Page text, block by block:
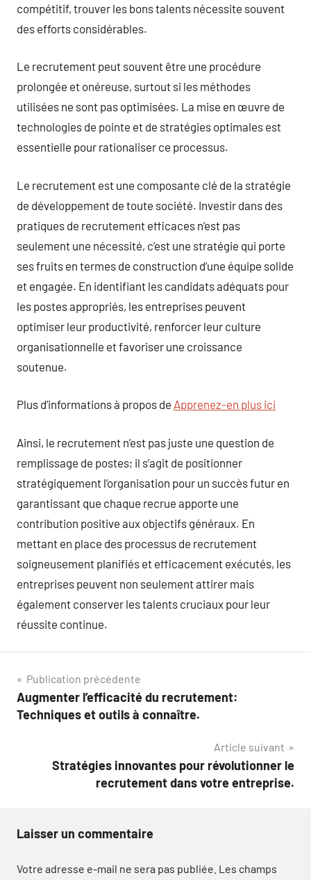
compétitif, trouver les bons talents nécessite souvent
des efforts considérables.
Le recrutement peut souvent être une procédure
prolongée et onéreuse, surtout si les méthodes
utilisées ne sont pas optimisées. La mise en œuvre de
technologies de pointe et de stratégies optimales est
essentielle pour rationaliser ce processus.
Le recrutement est une composante clé de la stratégie
de développement de toute société. Investir dans des
pratiques de recrutement efficaces n’est pas
seulement une nécessité, c’est une stratégie qui porte
ses fruits en termes de construction d’une équipe solide
et engagée. En identifiant les candidats adéquats pour
les postes appropriés, les entreprises peuvent
optimiser leur productivité, renforcer leur culture
organisationnelle et favoriser une croissance
soutenue.
Plus d’informations à propos de Apprenez-en plus ici
Ainsi, le recrutement n’est pas juste une question de
remplissage de postes; il s’agit de positionner
stratégiquement l’organisation pour un succès futur en
garantissant que chaque recrue apporte une
contribution positive aux objectifs généraux. En
mettant en place des processus de recrutement
soigneusement planifiés et efficacement exécutés, les
entreprises peuvent non seulement attirer mais
également conserver les talents cruciaux pour leur
réussite continue.
Navigation
de
Publication précédente
Augmenter l’efficacité du recrutement:
Techniques et outils à connaître.
Article suivant
Stratégies innovantes pour révolutionner le
recrutement dans votre entreprise.
Laisser un commentaire
Votre adresse e-mail ne sera pas publiée. Les champs